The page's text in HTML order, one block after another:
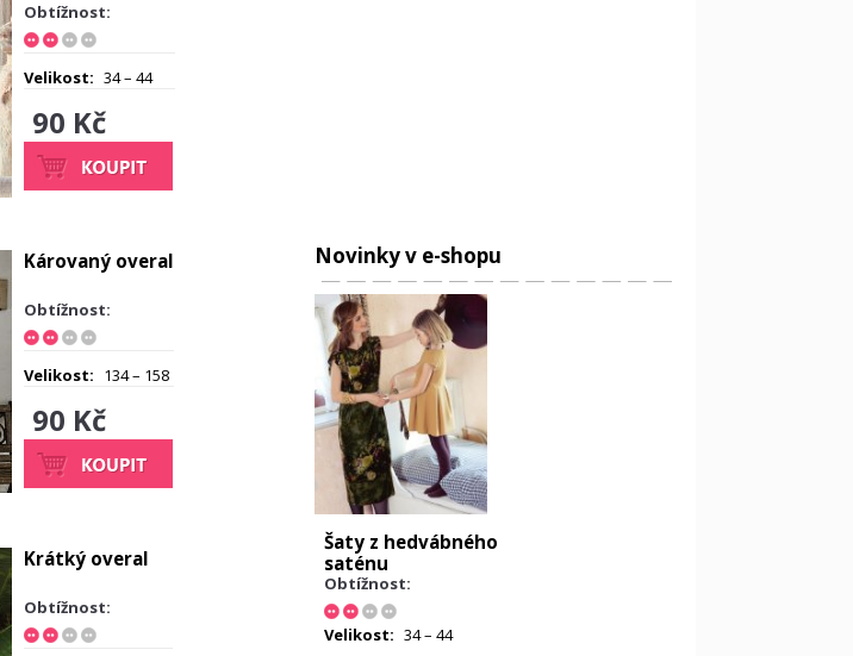
Obtížnost:
Velikost: 34 – 44
90 Kč
Károvaný overal
Obtížnost:
Velikost: 134 – 158
90 Kč
Krátký overal
Obtížnost:
Novinky v e-shopu
Šaty z hedvábného
saténu
Obtížnost:
Velikost: 34 – 44